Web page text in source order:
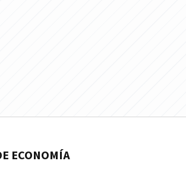
ECONOMÍA